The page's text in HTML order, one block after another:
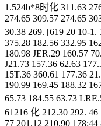
1.524b*8时化 311.63
274.65 309.57 274.65
30.38 269. [619 20 10-1.
375.28 182.56 332.95
180.98 JER.29 160.57
J21.73 157.36 62.63
15T.36 360.61 177.36
190.99 169.45 188.32
65.73 184.55 63.73
61216 化 212.30 292. 46
77 201.12 210.90